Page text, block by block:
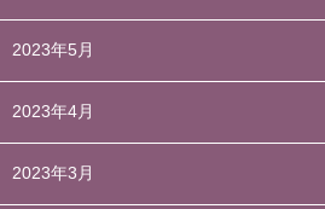
2023年5月
2023年4月
2023年3月